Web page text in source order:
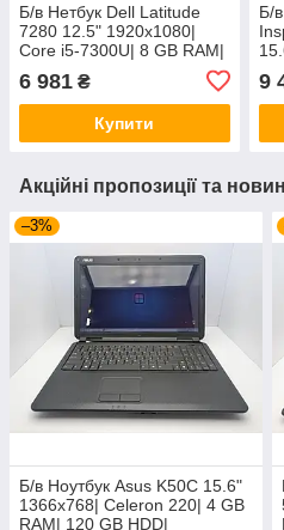
Б/в Нетбук Dell Latitude
7280 12.5" 1920x1080|
Core i5-7300U| 8 GB RAM|
6 981 ₴
Купити
Б/
9
Акційні пропозиції та
–3%
Б/в Ноутбук Asus K50C 15.6"
1366x768| Celeron 220| 4 GB
RAM| 120 GB HDD|